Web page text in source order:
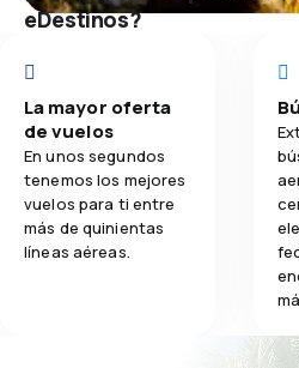
eDestinos?
La mayor oferta
de vuelos
En unos segundos
tenemos los mejores
vuelos para ti entre
más de quinientas
líneas aéreas.